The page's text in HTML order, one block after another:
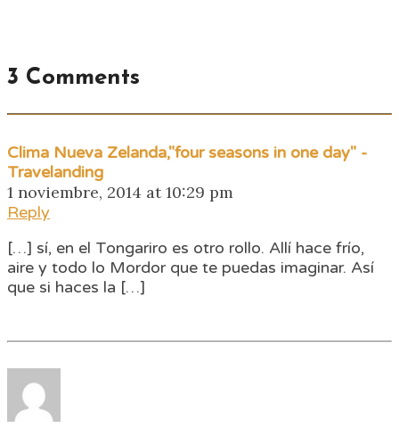
3 Comments
Clima Nueva Zelanda,"four seasons in one day" -
Travelanding
1 noviembre, 2014 at 10:29 pm
Reply
[…] sí, en el Tongariro es otro rollo. Allí hace frío,
aire y todo lo Mordor que te puedas imaginar. Así
que si haces la […]